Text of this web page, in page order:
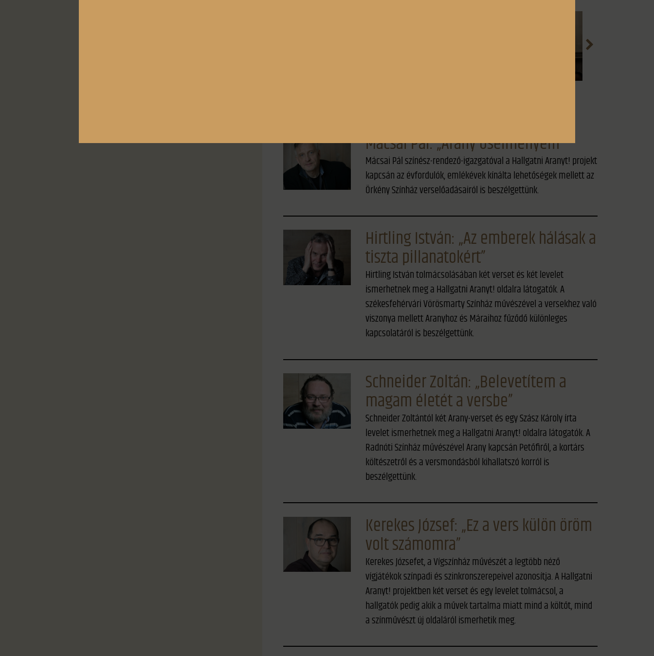
Mácsai Pál: „Arany ősélményem”
Mácsai Pál színész-rendező-igazgatóval a Hallgatni Aranyt! projekt
kapcsán az évfordulók, emlékévek kínálta lehetőségek mellett az
Örkény Színház verselőadásairól is beszélgettünk.
Hirtling István: „Az emberek hálásak a
tiszta pillanatokért”
Hirtling István tolmácsolásában két verset és két levelet
ismerhetnek meg a Hallgatni Aranyt! oldalra látogatók. A
székesfehérvári Vörösmarty Színház művészével a versekhez való
viszonya mellett Aranyhoz és Máraihoz fűződő különleges
kapcsolatáról is beszélgettünk.
Schneider Zoltán: „Belevetítem a
magam életét a versbe”
Schneider Zoltántól két Arany-verset és egy Szász Károly írta
levelet ismerhetnek meg a Hallgatni Aranyt! oldalra látogatók. A
Radnóti Színház művészével Arany kapcsán Petőfiről, a kortárs
költészetről és a versmondásból kihallatszó korról is
beszélgettünk.
Kerekes József: „Ez a vers külön öröm
volt számomra”
Kerekes Józsefet, a Vígszínház művészét a legtöbb néző
vígjátékok színpadi és szinkronszerepeivel azonosítja. A Hallgatni
Aranyt! projektben két verset és egy levelet tolmácsol, a
hallgatók pedig akik a művek tartalma miatt mind a költőt, mind
a színművészt új oldaláról ismerhetik meg.